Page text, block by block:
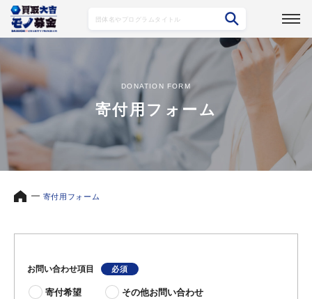
DONATION FORM
寄付用フォーム
寄付用フォーム
お問い合わせ項目
寄付希望 その他お問い合わせ